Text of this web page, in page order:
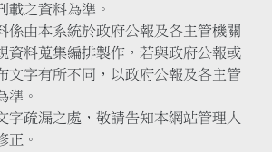
載之資料為準。
係由本系統於政府公報及各主管機關
資料蒐集編排製作，若與政府公報或
文字有所不同，以政府公報及各主管
準。
字疏漏之處，敬請告知本網站管理人
正。